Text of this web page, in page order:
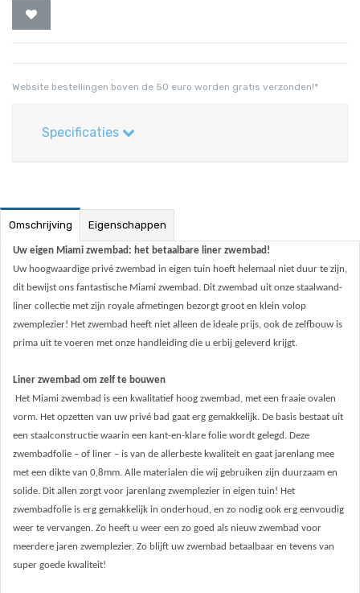
Website bestellingen boven de 50 euro worden gratis verzonden!*
Specificaties
Omschrijving Eigenschappen
Uw eigen Miami zwembad: het betaalbare liner zwembad!
Uw hoogwaardige privé zwembad in eigen tuin hoeft helemaal niet duur te zijn,
dit bewijst ons fantastische Miami zwembad. Dit zwembad uit onze staalwand-
liner collectie met zijn royale afmetingen bezorgt groot en klein volop
zwemplezier! Het zwembad heeft niet alleen de ideale prijs, ook de zelfbouw is
prima uit te voeren met onze handleiding die u erbij geleverd krijgt.
Liner zwembad om zelf te bouwen
Het Miami zwembad is een kwalitatief hoog zwembad, met een fraaie ovalen
vorm. Het opzetten van uw privé bad gaat erg gemakkelijk. De basis bestaat uit
een staalconstructie waarin een kant-en-klare folie wordt gelegd. Deze
zwembadfolie – of liner – is van de allerbeste kwaliteit en gaat jarenlang mee
met een dikte van 0,8mm. Alle materialen die wij gebruiken zijn duurzaam en
solide. Dit allen zorgt voor jarenlang zwemplezier in eigen tuin! Het
zwembadfolie is erg gemakkelijk in onderhoud, en zo nodig ook erg eenvoudig
weer te vervangen. Zo heeft u weer een zo goed als nieuw zwembad voor
meerdere jaren zwemplezier. Zo blijft uw zwembad betaalbaar en tevens van
super goede kwaliteit!